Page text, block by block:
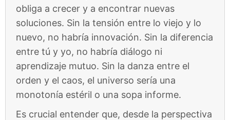
obliga a crecer y a encontrar nuevas
soluciones. Sin la tensión entre lo viejo y lo
nuevo, no habría innovación. Sin la diferencia
entre tú y yo, no habría diálogo ni
aprendizaje mutuo. Sin la danza entre el
orden y el caos, el universo sería una
monotonía estéril o una sopa informe.
Es crucial entender que, desde la perspectiva